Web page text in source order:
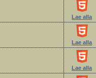
Lae alla
Lae alla
Lae alla